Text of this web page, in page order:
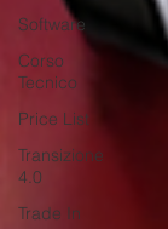
Software
Corso
Tecnico
Price List
Transizione
4.0
Trade In